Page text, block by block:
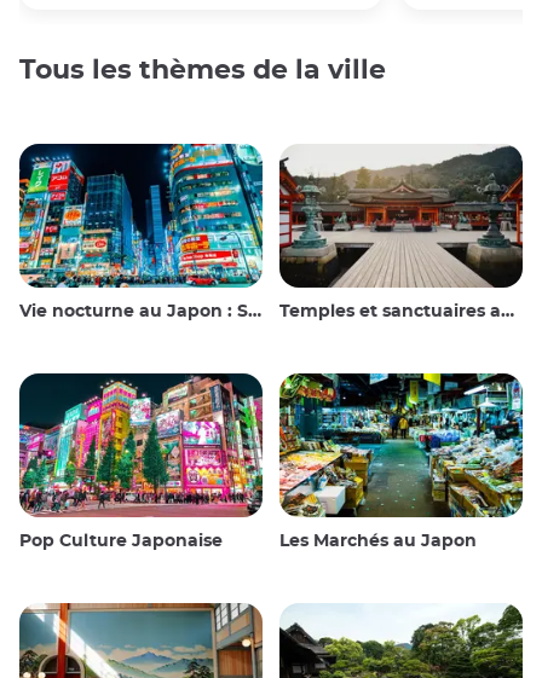
Tous les thèmes de la ville
Vie nocturne au Japon : Sortir, voir et boire Temples et sanctuaires au Japon
Pop Culture Japonaise Les Marchés au Japon